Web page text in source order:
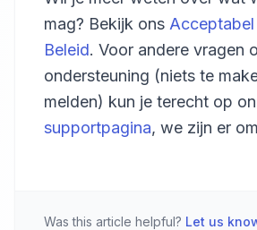
mag? Bekijk ons Acceptabel
Beleid. Voor andere vragen
ondersteuning (niets te
melden) kun je terecht op
supportpagina, we zijn er
Was this article helpful? Let us